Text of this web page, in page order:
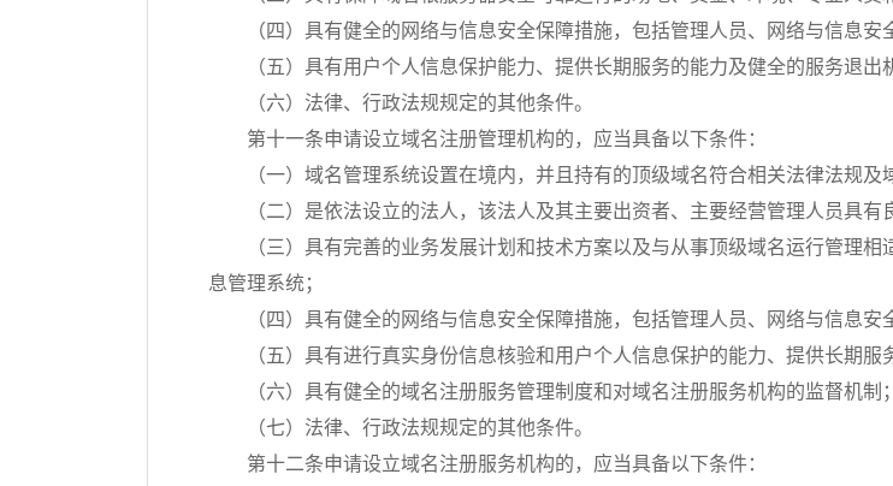
（四）具有健全的网络与信息安全保障措施，包括管理人员、网络与信息
（五）具有用户个人信息保护能力、提供长期服务的能力及健全的服务退出
（六）法律、行政法规规定的其他条件。
第十一条申请设立域名注册管理机构的，应当具备以下条件：
（一）域名管理系统设置在境内，并且持有的顶级域名符合相关法律法规及
（二）是依法设立的法人，该法人及其主要出资者、主要经营管理人员具有
（三）具有完善的业务发展计划和技术方案以及与从事顶级域名运行管理
息管理系统；
（四）具有健全的网络与信息安全保障措施，包括管理人员、网络与信息
（五）具有进行真实身份信息核验和用户个人信息保护的能力、提供长期服
（六）具有健全的域名注册服务管理制度和对域名注册服务机构的监督机制；
（七）法律、行政法规规定的其他条件。
第十二条申请设立域名注册服务机构的，应当具备以下条件：